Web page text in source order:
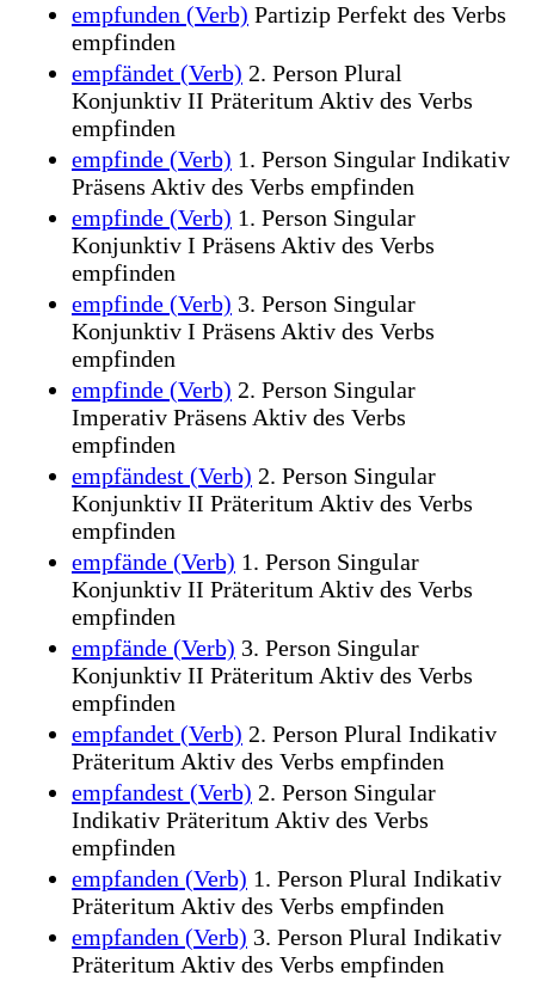
empfunden (Verb) Partizip Perfekt des Verbs
empfinden
empfändet (Verb) 2. Person Plural
Konjunktiv II Präteritum Aktiv des Verbs
empfinden
empfinde (Verb) 1. Person Singular Indikativ
Präsens Aktiv des Verbs empfinden
empfinde (Verb) 1. Person Singular
Konjunktiv I Präsens Aktiv des Verbs
empfinden
empfinde (Verb) 3. Person Singular
Konjunktiv I Präsens Aktiv des Verbs
empfinden
empfinde (Verb) 2. Person Singular
Imperativ Präsens Aktiv des Verbs
empfinden
empfändest (Verb) 2. Person Singular
Konjunktiv II Präteritum Aktiv des Verbs
empfinden
empfände (Verb) 1. Person Singular
Konjunktiv II Präteritum Aktiv des Verbs
empfinden
empfände (Verb) 3. Person Singular
Konjunktiv II Präteritum Aktiv des Verbs
empfinden
empfandet (Verb) 2. Person Plural Indikativ
Präteritum Aktiv des Verbs empfinden
empfandest (Verb) 2. Person Singular
Indikativ Präteritum Aktiv des Verbs
empfinden
empfanden (Verb) 1. Person Plural Indikativ
Präteritum Aktiv des Verbs empfinden
empfanden (Verb) 3. Person Plural Indikativ
Präteritum Aktiv des Verbs empfinden